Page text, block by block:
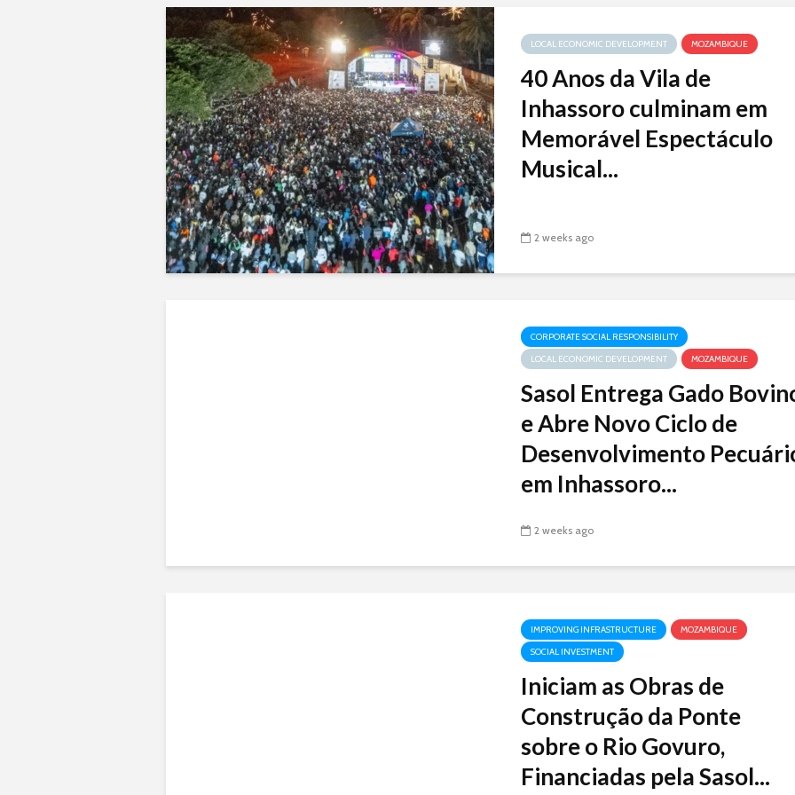
LOCAL ECONOMIC DEVELOPMENT MOZAMBIQUE
40 Anos da Vila de
Inhassoro culminam em
Memorável Espectáculo
Musical...
2 weeks ago
CORPORATE SOCIAL RESPONSIBILITY
LOCAL ECONOMIC DEVELOPMENT
MOZAMBIQUE
Sasol Entrega Gado
e Abre Novo Ciclo de
Desenvolvimento
em Inhassoro...
2 weeks ago
IMPROVING INFRASTRUCTURE
MOZAMBIQUE
SOCIAL INVESTMENT
Iniciam as Obras de
Construção da Ponte
sobre o Rio Govuro,
Financiadas pela Sasol...